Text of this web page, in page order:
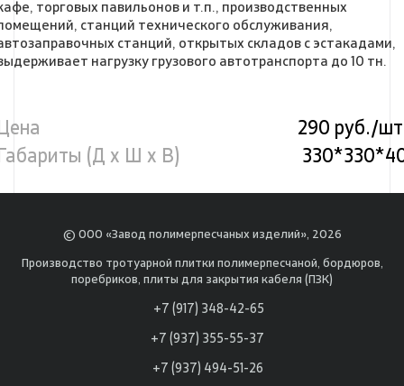
торговых павильонов и т.п., производственных
станций технического обслуживания,
станций, открытых складов с эстакадами,
нагрузку грузового автотранспорта до 10 тн.
290 руб./
(Д х Ш х В)
© ООО «Завод полимерпесчаных изделий», 2026
Производство тротуарной плитки полимерпесчаной, бордюров,
поребриков, плиты для закрытия кабеля (ПЗК)
+7 (917) 348-42-65
+7 (937) 355-55-37
+7 (937) 494-51-26